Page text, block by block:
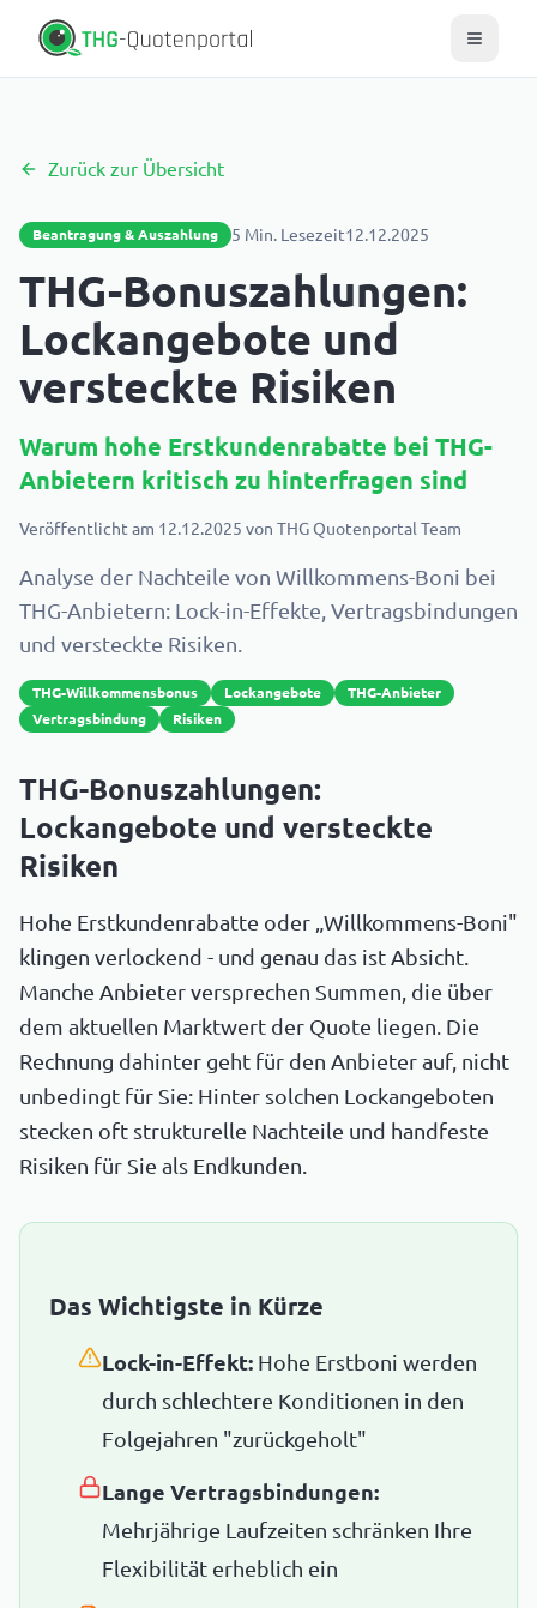
Zurück zur Übersicht
Beantragung & Auszahlung 5 Min. Lesezeit12.12.2025
THG-Bonuszahlungen:
Lockangebote und
versteckte Risiken
Warum hohe Erstkundenrabatte bei THG-
Anbietern kritisch zu hinterfragen sind
Veröffentlicht am 12.12.2025 von THG Quotenportal Team
Analyse der Nachteile von Willkommens-Boni bei
THG-Anbietern: Lock-in-Effekte, Vertragsbindungen
und versteckte Risiken.
THG-Willkommensbonus Lockangebote
THG-Anbieter
Vertragsbindung
Risiken
THG-Bonuszahlungen:
Lockangebote und versteckte
Risiken
Hohe Erstkundenrabatte oder „Willkommens-Boni"
klingen verlockend - und genau das ist Absicht.
Manche Anbieter versprechen Summen, die über
dem aktuellen Marktwert der Quote liegen. Die
Rechnung dahinter geht für den Anbieter auf, nicht
unbedingt für Sie: Hinter solchen Lockangeboten
stecken oft strukturelle Nachteile und handfeste
Risiken für Sie als Endkunden.
Das Wichtigste in Kürze
Lock-in-Effekt: Hohe Erstboni werden
durch schlechtere Konditionen in den
Folgejahren "zurückgeholt"
Lange Vertragsbindungen:
Mehrjährige Laufzeiten schränken Ihre
Flexibilität erheblich ein